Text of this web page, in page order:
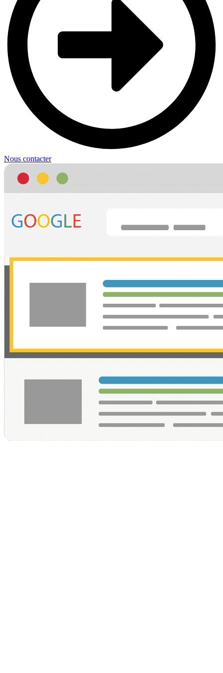
Nous contacter